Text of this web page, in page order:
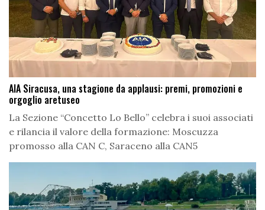
AIA Siracusa, una stagione da applausi: premi, promozioni e
orgoglio aretuseo
La Sezione “Concetto Lo Bello” celebra i suoi associati
e rilancia il valore della formazione: Moscuzza
promosso alla CAN C, Saraceno alla CAN5